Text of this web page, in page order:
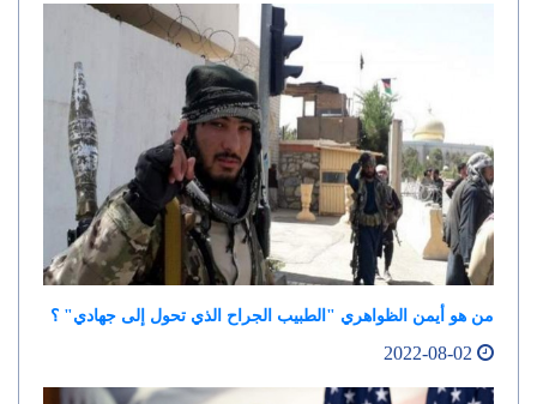
من هو أيمن الظواهري "الطبيب الجراح الذي تحول إلى جهادي" ؟